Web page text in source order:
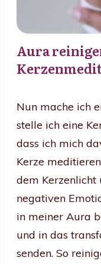
Aura
Nun mache ich
stelle ich eine
dass ich mich
Kerze
dem Kerzenlicht
negativen
in meiner Aura
und in das
senden. So